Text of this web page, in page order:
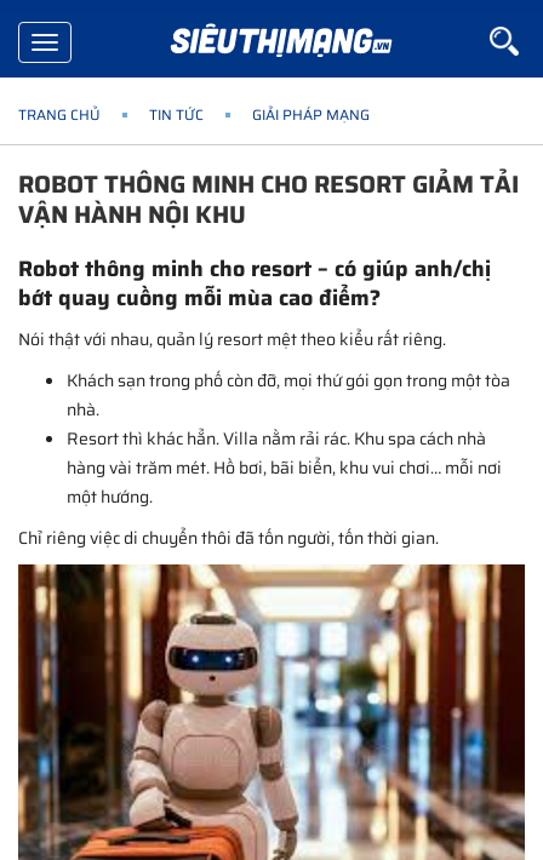
Toggle
navigation
TRANG CHỦ TIN TỨC GIẢI PHÁP MẠNG
ROBOT THÔNG MINH CHO RESORT GIẢM TẢI
VẬN HÀNH NỘI KHU
Robot thông minh cho resort – có giúp anh/chị
bớt quay cuồng mỗi mùa cao điểm?
Nói thật với nhau, quản lý resort mệt theo kiểu rất riêng.
Khách sạn trong phố còn đỡ, mọi thứ gói gọn trong một tòa
nhà.
Resort thì khác hẳn. Villa nằm rải rác. Khu spa cách nhà
hàng vài trăm mét. Hồ bơi, bãi biển, khu vui chơi… mỗi nơi
một hướng.
Chỉ riêng việc di chuyển thôi đã tốn người, tốn thời gian.